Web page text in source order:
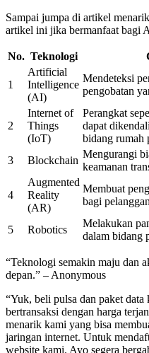
Sampai jumpa di artikel
artikel ini jika bermanfaat bagi
No. Teknologi
1
Artificial
Intelligence
(AI)
Mendeteksi
pengobatan
2
Internet of
Things
(IoT)
Perangkat
dapat
bidang rumah
3
Blockchain
Mengurangi
keamanan
4
Augmented
Reality
(AR)
Membuat
bagi
5 Robotics
Melakukan
dalam bidang
“Teknologi semakin maju dan
depan.” – Anonymous
“Yuk, beli pulsa dan paket
bertransaksi dengan harga
menarik kami yang bisa
jaringan internet. Untuk
website kami. Ayo segera